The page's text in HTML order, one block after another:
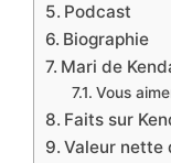
Podcast
Biographie
Mari de
Vous
Faits sur
Valeur nette